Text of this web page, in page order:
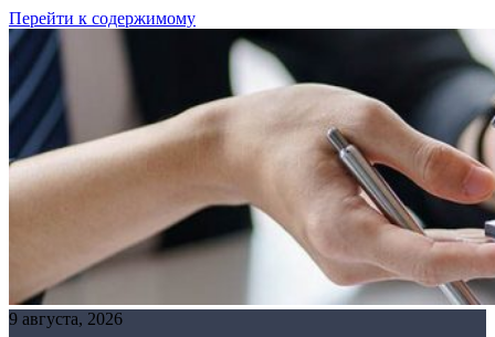
Перейти к содержимому
9 августа, 2026